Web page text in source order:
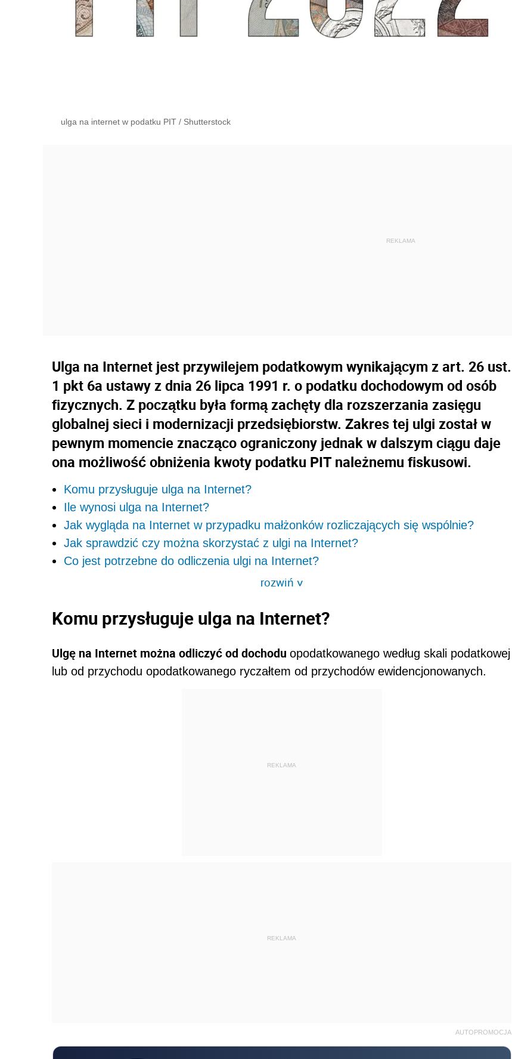
ulga na internet w podatku PIT / Shutterstock
Ulga na Internet jest przywilejem podatkowym wynikającym z art. 26 ust.
1 pkt 6a ustawy z dnia 26 lipca 1991 r. o podatku dochodowym od osób
fizycznych. Z początku była formą zachęty dla rozszerzania zasięgu
globalnej sieci i modernizacji przedsiębiorstw. Zakres tej ulgi został w
pewnym momencie znacząco ograniczony jednak w dalszym ciągu daje
ona możliwość obniżenia kwoty podatku PIT należnemu fiskusowi.
Komu przysługuje ulga na Internet?
Ile wynosi ulga na Internet?
Jak wygląda na Internet w przypadku małżonków rozliczających się wspólnie?
Jak sprawdzić czy można skorzystać z ulgi na Internet?
Co jest potrzebne do odliczenia ulgi na Internet?
rozwiń>
Komu przysługuje ulga na Internet?
Ulgę na Internet można odliczyć od dochodu opodatkowanego według skali podatkowej
lub od przychodu opodatkowanego ryczałtem od przychodów ewidencjonowanych.
REKLAMA
REKLAMA
AUTOPROMOCJA